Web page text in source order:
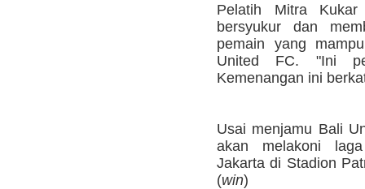
Pelatih Mitra
bersyukur dan
pemain yang
United FC. "Ini
Kemenangan ini
Usai menjamu Bali
akan melakoni
Jakarta di Stadion
(win)